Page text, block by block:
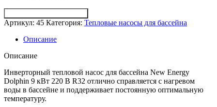
составляла
174
152
130 ₽.
Артикул: 45 Категория: Тепловые насосы для бассейна
Описание
Описание
Инверторный тепловой насос для бассейна New Energy
Dolphin 9 кВт 220 В R32 отлично справляется с нагревом
воды в бассейне и поддерживает постоянную оптимальную
температуру.